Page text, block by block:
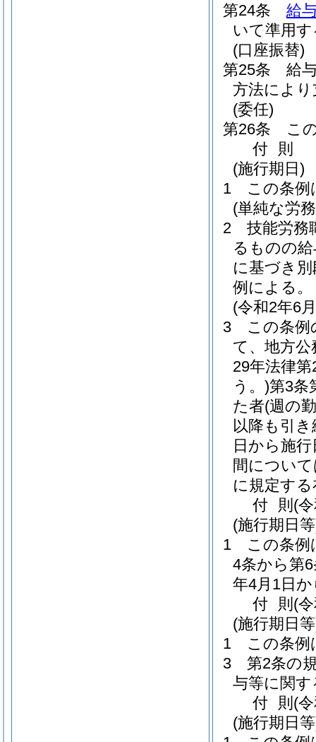
第24条
給
いて準用
(口座振替)
第25条
給
方法によ
(委任)
第26条
こ
付 則
(施行期日)
1
この条例
(単純な労
2
技能労務
るものの
に基づき
例による。
(令和2年6
3
この条例
て、地方
29年法律第
う。)第3条
た者(週の
以降も引
日から施
間につい
に規定す
付 則 (
(施行期日
1
この条例
4条から第
年4月1日
付 則 (
(施行期日
1
この条例
3
第2条の
与等に関
付 則 (
(施行期日